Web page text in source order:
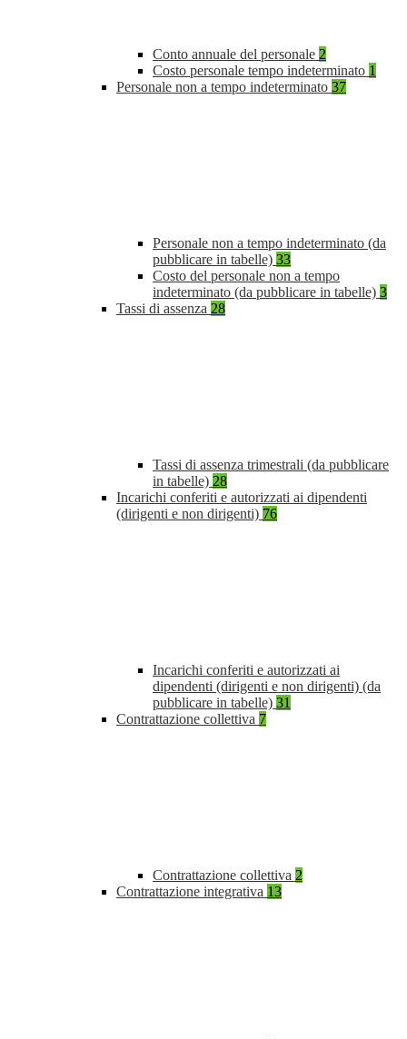
Conto annuale del personale 2
Costo personale tempo indeterminato 1
Personale non a tempo indeterminato 37
Personale non a tempo indeterminato (da
pubblicare in tabelle) 33
Costo del personale non a tempo
indeterminato (da pubblicare in tabelle) 3
Tassi di assenza 28
Tassi di assenza trimestrali (da pubblicare
in tabelle) 28
Incarichi conferiti e autorizzati ai dipendenti
(dirigenti e non dirigenti) 76
Incarichi conferiti e autorizzati ai
dipendenti (dirigenti e non dirigenti) (da
pubblicare in tabelle) 31
Contrattazione collettiva 7
Contrattazione collettiva 2
Contrattazione integrativa 13